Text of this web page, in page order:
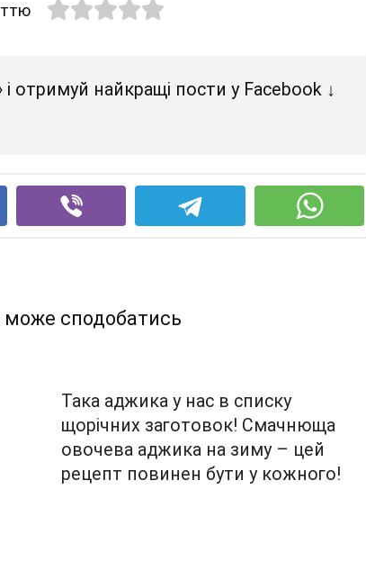
отримуй найкращі пости у Facebook ↓
сподобатись
Така аджика у нас в списку
щорічних заготовок! Смачнюща
овочева аджика на зиму – цей
рецепт повинен бути у кожного!